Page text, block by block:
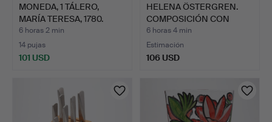
MONEDA, 1 TÁLERO,
MARÍA TERESA, 1780.
PLAT…
6 horas 2 min
14 pujas
101 USD
HELENA ÖSTERGREN.
COMPOSICIÓN CON
FRUTERO.
6 horas 4 min
Estimación
106 USD